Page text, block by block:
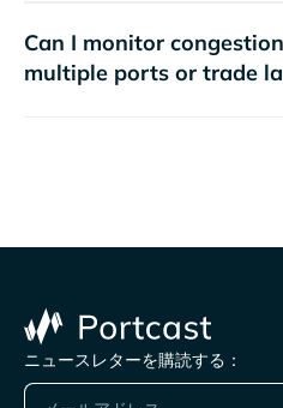
Can I monitor
multiple ports or trade
ニュースレターを購読する：